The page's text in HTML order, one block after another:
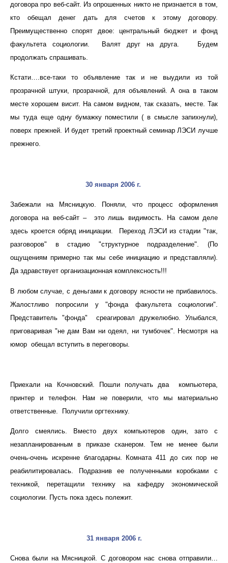
договора про веб-сайт. Из опрошенных никто не признается в том,
кто обещал денег дать для счетов к этому договору.
Преимущественно спорят двое: центральный бюджет и фонд
факультета социологии. Валят друг на друга. Будем
продолжать спрашивать.
Кстати….все-таки то объявление так и не выудили из той
прозрачной штуки, прозрачной, для объявлений. А она в таком
месте хорошем висит. На самом видном, так сказать, месте. Так
мы туда еще одну бумажку поместили ( в смысле запихнули),
поверх прежней. И будет третий проектный семинар ЛЭСИ лучше
прежнего.
30 января 2006 г.
Забежали на Мясницкую. Поняли, что процесс оформления
договора на веб-сайт – это лишь видимость. На самом деле
здесь кроется обряд инициации. Переход ЛЭСИ из стадии "так,
разговоров" в стадию "структурное подразделение". (По
ощущениям примерно так мы себе инициацию и представляли).
Да здравствует организационная комплексность!!!
В любом случае, с деньгами к договору ясности не прибавилось.
Жалостливо попросили у "фонда факультета социологии".
Представитель "фонда" среагировал дружелюбно. Улыбался,
приговаривая "не дам Вам ни одеял, ни тумбочек". Несмотря на
юмор обещал вступить в переговоры.
Приехали на Кочновский. Пошли получать два компьютера,
принтер и телефон. Нам не поверили, что мы материально
ответственные. Получили оргтехнику.
Долго смеялись. Вместо двух компьютеров один, зато с
незапланированным в приказе сканером. Тем не менее были
очень-очень искренне благодарны. Комната 411 до сих пор не
реабилитировалась. Подразнив ее полученными коробками с
техникой, перетащили технику на кафедру экономической
социологии. Пусть пока здесь полежит.
31 января 2006 г.
Снова были на Мясницкой. С договором нас снова отправили…